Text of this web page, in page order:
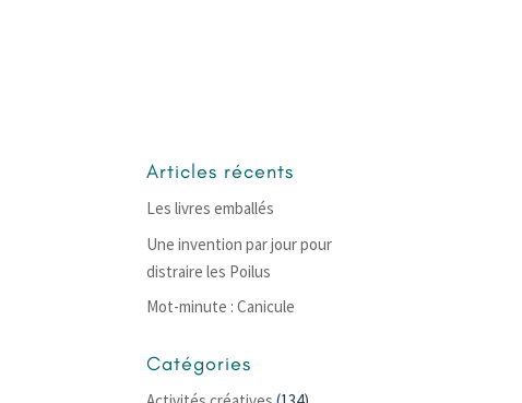
Articles récents
Les livres emballés
Une invention par jour pour
distraire les Poilus
Mot-minute : Canicule
Catégories